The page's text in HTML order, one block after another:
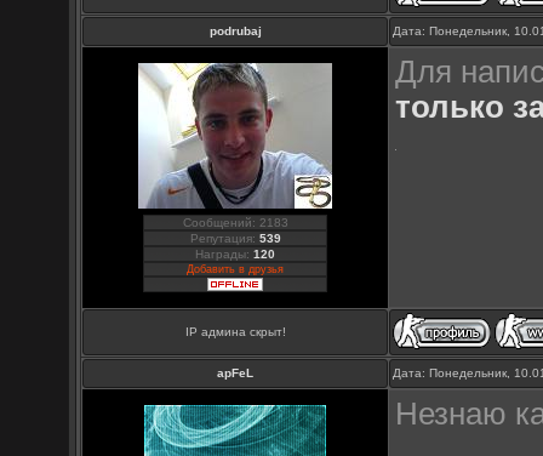
podrubaj Дата: Понедельник,
Сообщений: 2183
Репутация: 539
Награды:120
Добавить в друзья
Для
только
IP админа скрыт!
apFeL Дата: Понедельник,
Незнаю